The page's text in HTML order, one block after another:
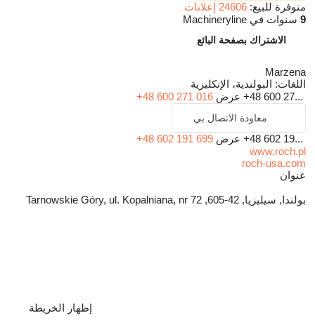
متوفرة للبيع: 24606 إعلانات
9 سنوات في Machineryline
الاشتراك بصفحة البائع
Marzena
اللغات: البولندية، الإنكليزية
+48 600 27... عرض +48 600 271 016
معاودة الاتصال بي
+48 602 19... عرض +48 602 191 699
www.roch.pl
roch-usa.com
عنوان
بولندا, سيليزيا, 42-605, Tarnowskie Góry, ul. Kopalniana, nr 72
إظهار الخريطة